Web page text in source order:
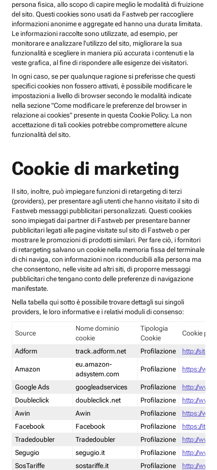
persona fisica, allo scopo di capire meglio le modalità di fruizione
del sito. Questi cookies sono usati da Fastweb per raccogliere
informazioni anonime e aggregate ed hanno una durata limitata.
Le informazioni raccolte sono utilizzate, ad esempio, per
monitorare e analizzare l'utilizzo del sito, migliorare la sua
funzionalità e scegliere in maniera più accurata i contenuti e la
veste grafica, al fine di rispondere alle esigenze dei visitatori.
In ogni caso, se per qualunque ragione si preferisse che questi
specifici cookies non fossero attivati, è possibile modificare le
impostazioni a livello di browser secondo le modalità indicate
nella sezione "Come modificare le preferenze del browser in
relazione ai cookies" presente in questa Cookie Policy. La non
accettazione di tali cookies potrebbe compromettere alcune
funzionalità del sito.
Cookie di marketing
Il sito, inoltre, può impiegare funzioni di retargeting di terzi
(providers), per presentare agli utenti che hanno visitato il sito di
Fastweb messaggi pubblicitari personalizzati. Questi cookies
sono impiegati dai partner di Fastweb per presentare banner
pubblicitari legati alle pagine visitate sul sito di Fastweb o per
mostrare le promozioni di prodotti similari. Per fare ciò, i fornitori
di retargeting salvano un cookie nella memoria fissa del terminale
di chi naviga, con informazioni non riconducibili alla persona ma
che consentono, nelle visite ad altri siti, di proporre messaggi
pubblicitari che tengano conto delle preferenze di navigazione
manifestate.
Nella tabella qui sotto è possibile trovare dettagli sui singoli
providers, le loro informative e i relativi moduli di consenso:
Source
Nome dominio
cookie
Tipologia
Cookie
Cookie
Adform track.adform.net Profilazione http://
Amazon
eu.amazon-
adsystem.com
Profilazione https://
Google Ads googleadservices Profilazione
http://
Doubleclick
doubleclick.net Profilazione
http://
Awin
Awin Profilazione
https://
Facebook
Facebook Profilazione
https://it-
Tradedoubler
Tradedoubler Profilazione
http://
Segugio
segugio.it Profilazione
http://
SosTariffe
sostariffe.it Profilazione
http://